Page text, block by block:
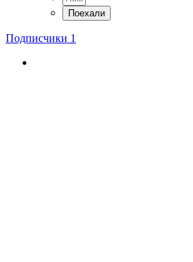
Подписчики 1